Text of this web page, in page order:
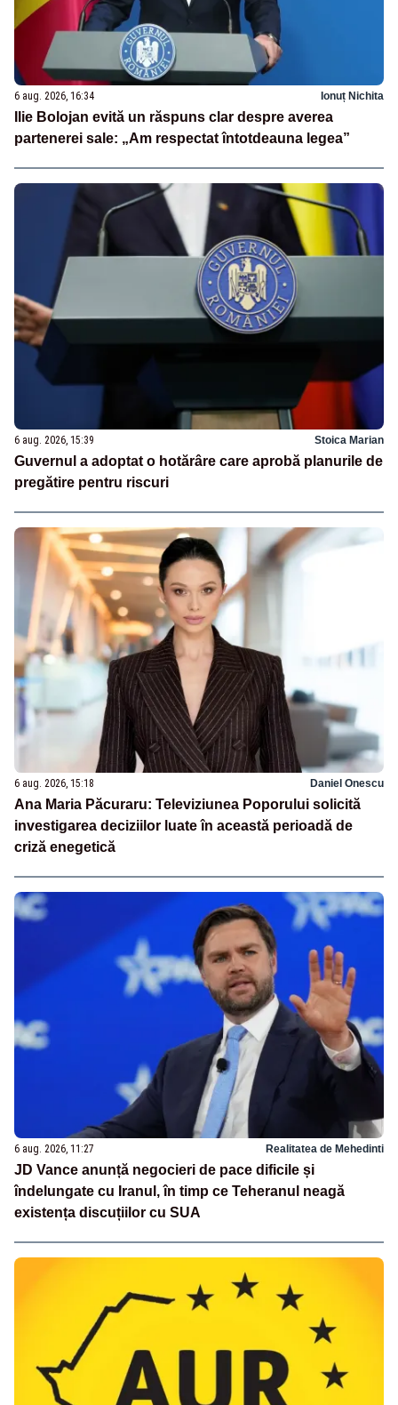
6 aug. 2026, 16:34 Ionuț Nichita
Ilie Bolojan evită un răspuns clar despre averea
partenerei sale: „Am respectat întotdeauna legea”
6 aug. 2026, 15:39 Stoica Marian
Guvernul a adoptat o hotărâre care aprobă planurile de
pregătire pentru riscuri
6 aug. 2026, 15:18 Daniel Onescu
Ana Maria Păcuraru: Televiziunea Poporului solicită
investigarea deciziilor luate în această perioadă de
criză enegetică
6 aug. 2026, 11:27 Realitatea de Mehedinti
JD Vance anunță negocieri de pace dificile și
îndelungate cu Iranul, în timp ce Teheranul neagă
existența discuțiilor cu SUA